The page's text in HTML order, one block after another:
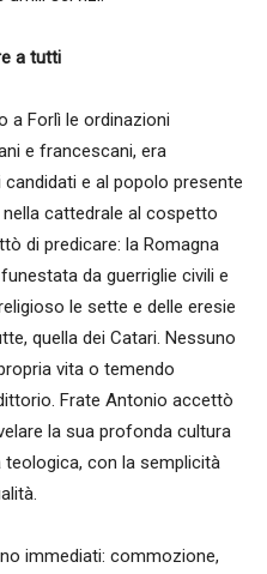
a tutti
a Forlì le ordinazioni
e francescani, era
e al popolo presente
cattedrale al cospetto
di predicare: la Romagna
da guerriglie civili e
le sette e delle eresie
quella dei Catari. Nessuno
vita o temendo
Frate Antonio accettò
la sua profonda cultura
con la semplicità
immediati: commozione,